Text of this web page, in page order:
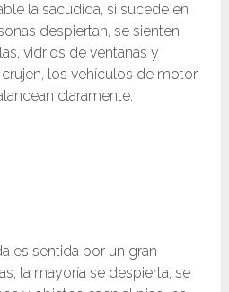
la sacudida, si sucede en
despiertan, se sienten
vidrios de ventanas y
los vehículos de motor
claramente.
es sentida por un gran
la mayoría se despierta, se